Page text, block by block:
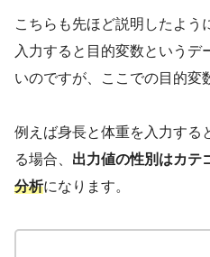
こちらも先ほど説明したよう
入力すると目的変数というデ
いのですが、ここでの目的変
例えば身長と体重を入力する
る場合、 出力値の性別はカテ
分析になります。